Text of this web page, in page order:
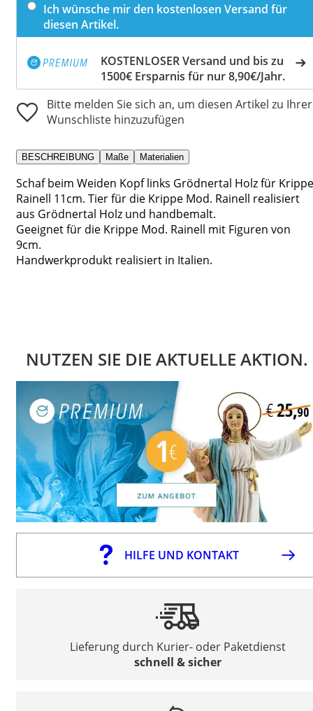
Ich wünsche mir den kostenlosen Versand für
diesen Artikel.
KOSTENLOSER Versand und bis zu
1500€ Ersparnis für nur 8,90€/Jahr.
Bitte melden Sie sich an, um diesen Artikel zu Ihrer
Wunschliste hinzuzufügen
BESCHREIBUNG Maße Materialien
Schaf beim Weiden Kopf links Grödnertal Holz für Krippe
Rainell 11cm. Tier für die Krippe Mod. Rainell realisiert
aus Grödnertal Holz und handbemalt.
Geeignet für die Krippe Mod. Rainell mit Figuren von
9cm.
Handwerkprodukt realisiert in Italien.
NUTZEN SIE DIE AKTUELLE AKTION.
HILFE UND KONTAKT
Lieferung durch Kurier- oder Paketdienst
schnell & sicher